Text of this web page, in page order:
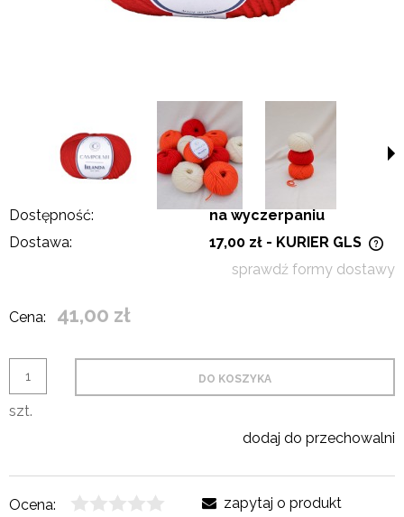
Dostępność:
na wyczerpaniu
Dostawa:
17,00 zł - KURIER GLS
sprawdź formy dostawy
Cena: 41,00 zł
szt.
DO KOSZYKA
dodaj do przechowalni
Ocena:
zapytaj o produkt